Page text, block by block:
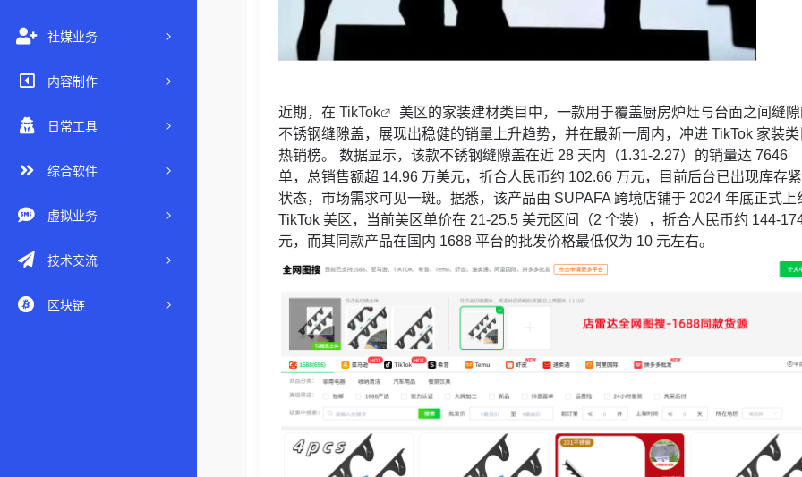
社媒业务
内容制作
日常工具
综合软件
虚拟业务
技术交流
区块链
近期，在TikTok
美区的家装建材类目中，一款用于覆盖厨房炉灶与台面之间缝
不锈钢缝隙盖，展现出稳健的销量上升趋势，并在最新一周内，冲进 TikTok 家装
热销榜。 数据显示，该款不锈钢缝隙盖在近 28 天内（1.31-2.27）的销量达 7646
单，总销售额超 14.96 万美元，折合人民币约 102.66 万元，目前后台已出现库存
状态，市场需求可见一斑。据悉，该产品由 SUPAFA 跨境店铺于 2024 年底正式上
TikTok 美区，当前美区单价在 21-25.5 美元区间（2 个装），折合人民币约 144-
元，而其同款产品在国内 1688 平台的批发价格最低仅为 10 元左右。